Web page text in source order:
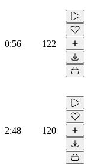
0:56 122
2:48 120